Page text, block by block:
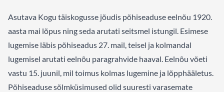
Asutava Kogu täiskogusse jõudis põhiseaduse eelnõu 1920.
aasta mai lõpus ning seda arutati seitsmel istungil. Esimese
lugemise läbis põhiseadus 27. mail, teisel ja kolmandal
lugemisel arutati eelnõu paragrahvide haaval. Eelnõu võeti
vastu 15. juunil, mil toimus kolmas lugemine ja lõpphääletus.
Põhiseaduse sõlmküsimused olid suuresti varasemate